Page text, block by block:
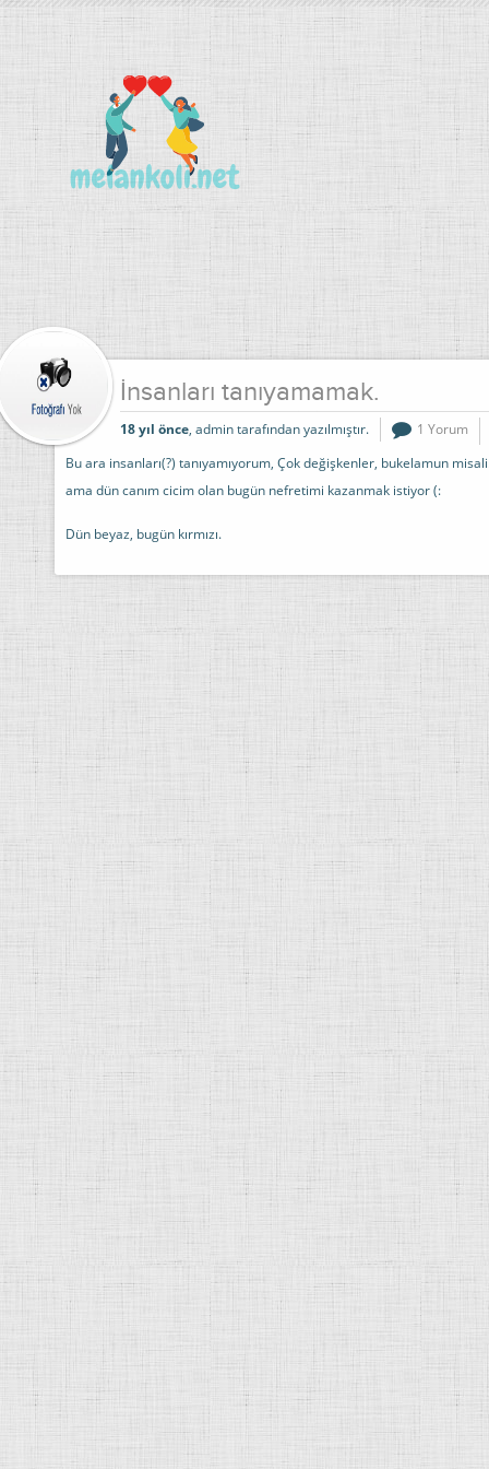
İnsanları tanıyamamak.
18 yıl önce, admin tarafından yazılmıştır.
1 Yorum
Bu ara insanları(?) tanıyamıyorum, Çok değişkenler, bukelamun
ama dün canım cicim olan bugün nefretimi kazanmak istiyor (:
Dün beyaz, bugün kırmızı.